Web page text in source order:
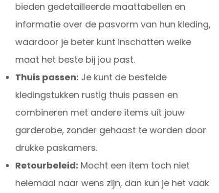
bieden gedetailleerde maattabellen en
informatie over de pasvorm van hun kleding,
waardoor je beter kunt inschatten welke
maat het beste bij jou past.
Thuis passen: Je kunt de bestelde
kledingstukken rustig thuis passen en
combineren met andere items uit jouw
garderobe, zonder gehaast te worden door
drukke paskamers.
Retourbeleid: Mocht een item toch niet
helemaal naar wens zijn, dan kun je het vaak